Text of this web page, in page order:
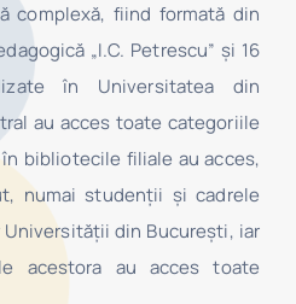
complexă, fiind formată din
„I.C. Petrescu” şi 16
în Universitatea din
au acces toate categoriile
bibliotecile filiale au acces,
numai studenţii şi cadrele
din București, iar
acestora au acces toate